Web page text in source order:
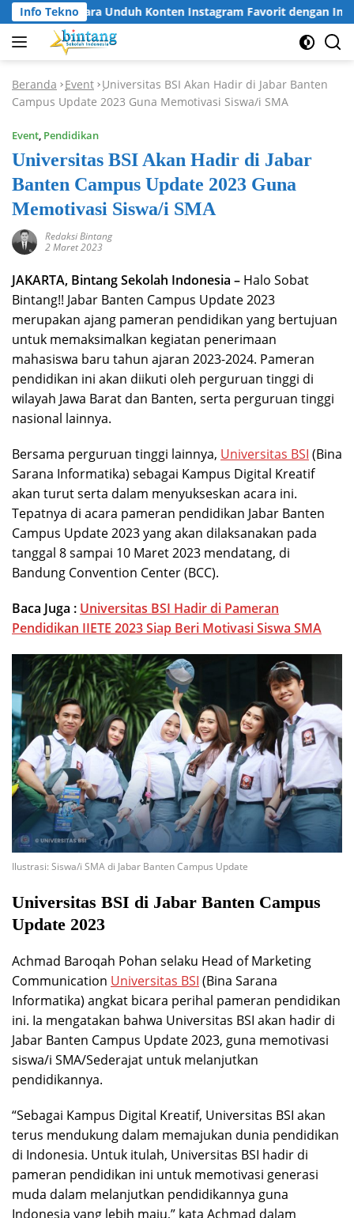
Langsung
ke
konten
Info TeknoCara Unduh Konten Instagram Favorit dengan
Beranda -Event -Universitas BSI Akan Hadir di Jabar Banten
Campus Update 2023 Guna Memotivasi Siswa/i SMA
Event, Pendidikan
Universitas BSI Akan Hadir di Jabar
Banten Campus Update 2023 Guna
Memotivasi Siswa/i SMA
Redaksi Bintang
2 Maret 2023
JAKARTA, Bintang Sekolah Indonesia – Halo Sobat
Bintang!! Jabar Banten Campus Update 2023
merupakan ajang pameran pendidikan yang bertujuan
untuk memaksimalkan kegiatan penerimaan
mahasiswa baru tahun ajaran 2023-2024. Pameran
pendidikan ini akan diikuti oleh perguruan tinggi di
wilayah Jawa Barat dan Banten, serta perguruan tinggi
nasional lainnya.
Bersama perguruan tinggi lainnya, Universitas BSI (Bina
Sarana Informatika) sebagai Kampus Digital Kreatif
akan turut serta dalam menyukseskan acara ini.
Tepatnya di acara pameran pendidikan Jabar Banten
Campus Update 2023 yang akan dilaksanakan pada
tanggal 8 sampai 10 Maret 2023 mendatang, di
Bandung Convention Center (BCC).
Baca Juga : Universitas BSI Hadir di Pameran
Pendidikan IIETE 2023 Siap Beri Motivasi Siswa SMA
Ilustrasi: Siswa/i SMA di Jabar Banten Campus Update
Universitas BSI di Jabar Banten Campus
Update 2023
Achmad Baroqah Pohan selaku Head of Marketing
Communication Universitas BSI (Bina Sarana
Informatika) angkat bicara perihal pameran pendidikan
ini. Ia mengatakan bahwa Universitas BSI akan hadir di
Jabar Banten Campus Update 2023, guna memotivasi
siswa/i SMA/Sederajat untuk melanjutkan
pendidikannya.
“Sebagai Kampus Digital Kreatif, Universitas BSI akan
terus mendukung dalam memajukan dunia pendidikan
di Indonesia. Untuk itulah, Universitas BSI hadir di
pameran pendidikan ini untuk memotivasi generasi
muda dalam melanjutkan pendidikannya guna
Indonesia yang lebih maju,” kata Achmad dalam